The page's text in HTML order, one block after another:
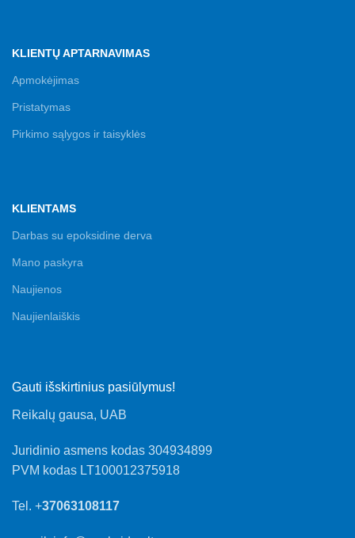
KLIENTŲ APTARNAVIMAS
Apmokėjimas
Pristatymas
Pirkimo sąlygos ir taisyklės
KLIENTAMS
Darbas su epoksidine derva
Mano paskyra
Naujienos
Naujienlaiškis
Gauti išskirtinius pasiūlymus!
Reikalų gausa, UAB
Juridinio asmens kodas 304934899
PVM kodas LT100012375918
Tel. +37063108117